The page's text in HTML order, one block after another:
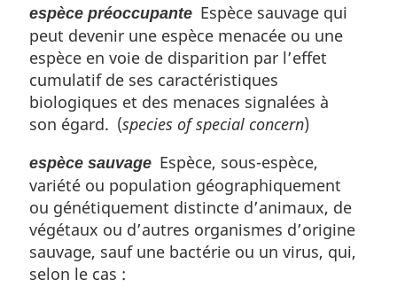
espèce préoccupante Espèce sauvage qui
peut devenir une espèce menacée ou une
espèce en voie de disparition par l’effet
cumulatif de ses caractéristiques
biologiques et des menaces signalées à
son égard. (species of special concern)
espèce sauvage Espèce, sous-espèce,
variété ou population géographiquement
ou génétiquement distincte d’animaux, de
végétaux ou d’autres organismes d’origine
sauvage, sauf une bactérie ou un virus, qui,
selon le cas :